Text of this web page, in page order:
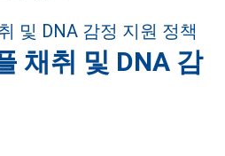
채취 및 DNA 감